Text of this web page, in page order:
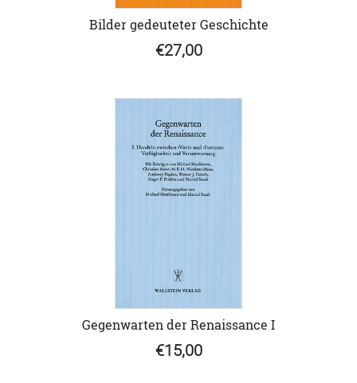
Bilder gedeuteter Geschichte
€27,00
Gegenwarten der Renaissance I
€15,00